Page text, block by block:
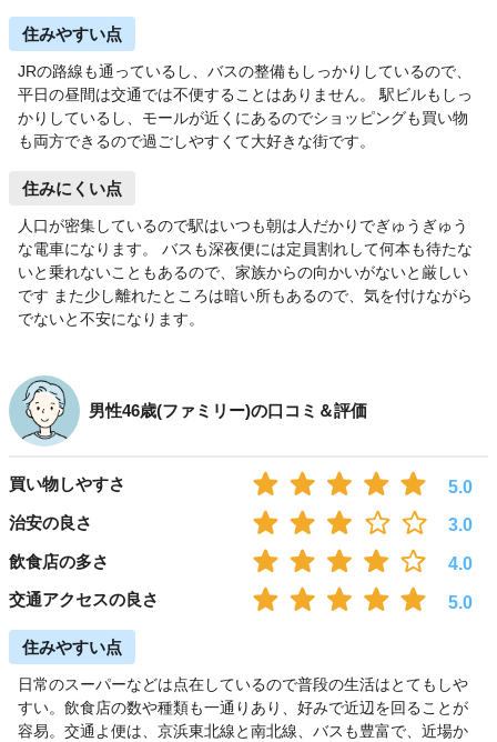
住みやすい点
JRの路線も通っているし、バスの整備もしっかりしているので、
平日の昼間は交通では不便することはありません。 駅ビルもしっ
かりしているし、モールが近くにあるのでショッピングも買い物
も両方できるので過ごしやすくて大好きな街です。
住みにくい点
人口が密集しているので駅はいつも朝は人だかりでぎゅうぎゅう
な電車になります。 バスも深夜便には定員割れして何本も待たな
いと乗れないこともあるので、家族からの向かいがないと厳しい
です また少し離れたところは暗い所もあるので、気を付けながら
でないと不安になります。
男性46歳(ファミリー)の口コミ＆評価
買い物しやすさ
5.0
治安の良さ
3.0
飲食店の多さ
4.0
交通アクセスの良さ
5.0
住みやすい点
日常のスーパーなどは点在しているので普段の生活はとてもしや
すい。飲食店の数や種類も一通りあり、好みで近辺を回ることが
容易。交通よ便は、京浜東北線と南北線、バスも豊富で、近場か